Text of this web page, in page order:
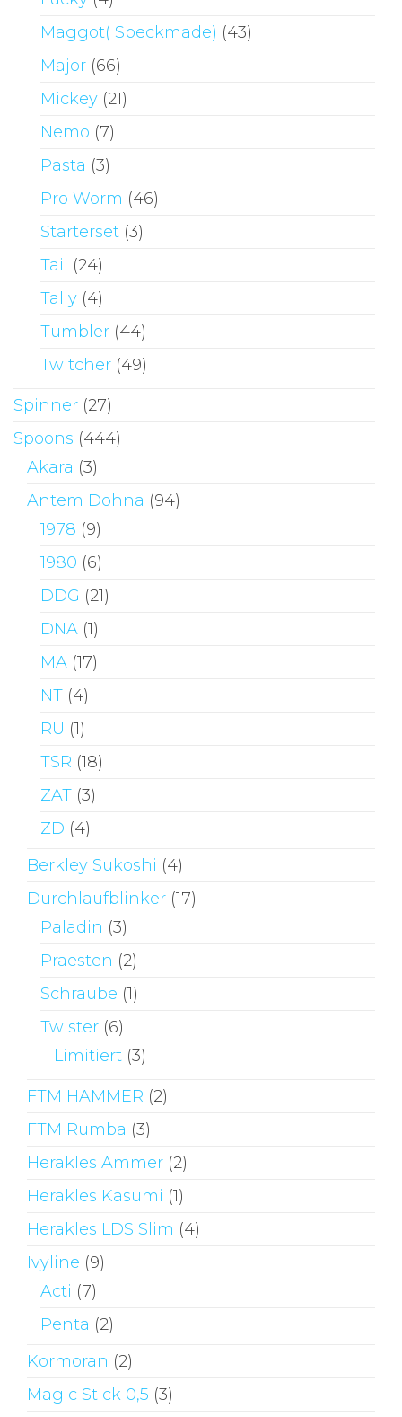
Maggot( Speckmade) (43)
Major (66)
Mickey (21)
Nemo (7)
Pasta (3)
Pro Worm (46)
Starterset (3)
Tail
(24)
Tally (4)
Tumbler (44)
Twitcher (49)
Spinner (27)
Spoons (444)
Akara (3)
Antem Dohna (94)
1978 (9)
1980 (6)
DDG (21)
DNA (1)
MA (17)
NT (4)
RU (1)
TSR (18)
ZAT (3)
ZD (4)
Berkley Sukoshi (4)
Durchlaufblinker (17)
Paladin (3)
Praesten (2)
Schraube (1)
Twister (6)
Limitiert (3)
FTM HAMMER (2)
FTM Rumba (3)
Herakles Ammer (2)
Herakles Kasumi (1)
Herakles LDS Slim (4)
Ivyline (9)
Acti (7)
Penta (2)
Kormoran (2)
Magic Stick 0,5 (3)